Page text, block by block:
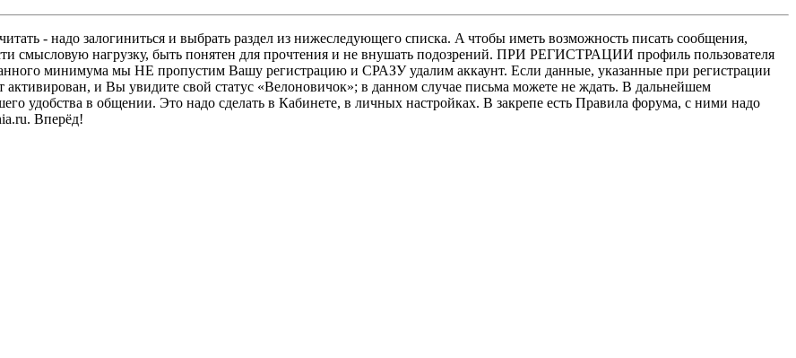
- надо залогиниться и выбрать раздел из нижеследующего списка. A чтобы иметь возможность писать сообщения,
смысловую нагрузку, быть понятен для прочтения и не внушать подозрений. ПРИ РЕГИСТРАЦИИ профиль пользователя
минимума мы НЕ пропустим Вашу регистрацию и СРАЗУ удалим аккаунт. Если данные, указанные при регистрации
и Вы увидите свой статус «Велоновичок»; в данном случае письма можете не ждать. В дальнейшем
удобства в общении. Это надо сделать в Кабинете, в личных настройках. В закрепе есть Правила форума, с ними надо
Вперёд!